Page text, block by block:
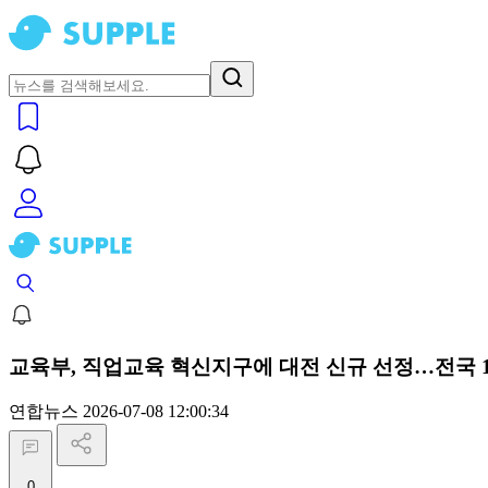
교육부, 직업교육 혁신지구에 대전 신규 선정…전국
연합뉴스 2026-07-08 12:00:34